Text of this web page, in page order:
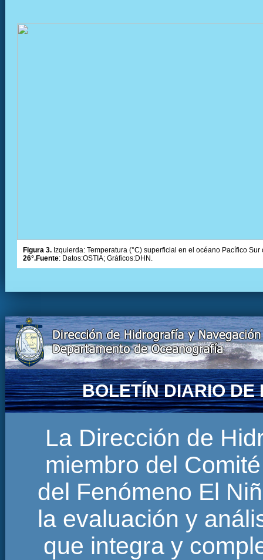
Figura 3. Izquierda: Temperatura (°C) superficial en el océano Pacífico
26°.Fuente: Datos:OSTIA; Gráficos:DHN.
BOLETÍN DIARIO DE
La Dirección de
miembro del
del Fenómeno El
la evaluación y
que integra y